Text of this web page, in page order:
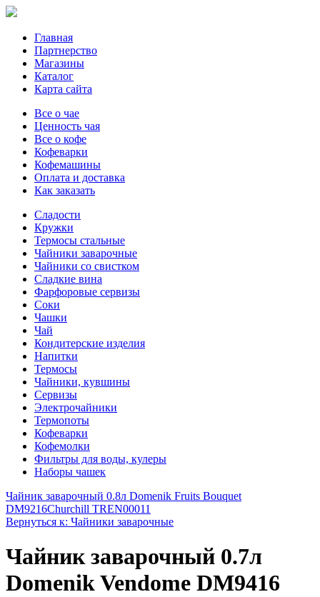
Главная
Партнерство
Магазины
Каталог
Карта сайта
Все о чае
Ценность чая
Все о кофе
Кофеварки
Кофемашины
Оплата и доставка
Как заказать
Сладости
Кружки
Термосы стальные
Чайники заварочные
Чайники со свистком
Сладкие вина
Фарфоровые сервизы
Соки
Чашки
Чай
Кондитерские изделия
Напитки
Термосы
Чайники, кувшины
Сервизы
Электрочайники
Термопоты
Кофеварки
Кофемолки
Фильтры для воды, кулеры
Наборы чашек
Чайник заварочный 0.8л Domenik Fruits Bouquet
DM9216Churchill TREN00011
Вернуться к: Чайники заварочные
Чайник заварочный 0.7л
Domenik Vendome DM9416